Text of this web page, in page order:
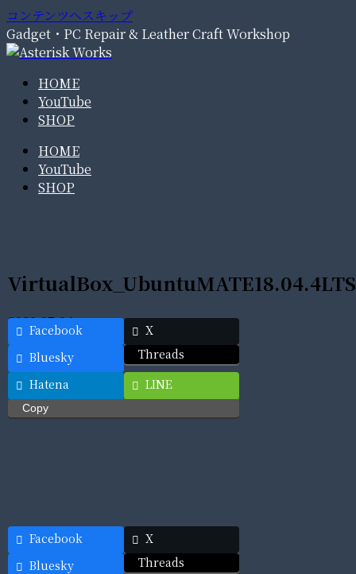
コンテンツへスキップ
Gadget・PC Repair & Leather Craft Workshop
HOME
YouTube
SHOP
HOME
YouTube
SHOP
2020.07.04
Facebook
X
Bluesky
Threads
Hatena
LINE
Copy
Facebook
X
Bluesky
Threads